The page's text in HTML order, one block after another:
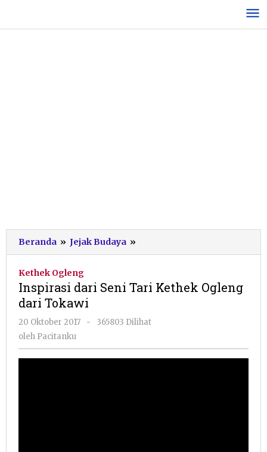
konten
Beranda » Jejak Budaya »
dari
Kethek
dari
Kethek Ogleng
Inspirasi dari Seni Tari Kethek Ogleng
dari Tokawi
20 Oktober 2017
oleh
-
365803 Dilihat
oleh Pacitanku